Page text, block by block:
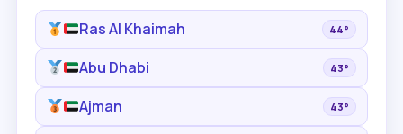
Ras Al Khaimah 44°
Abu Dhabi 43°
Ajman 43°